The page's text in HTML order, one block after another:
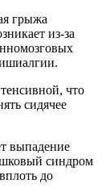
грыжа
из-за
что
сидячее
выпадение
синдром
до